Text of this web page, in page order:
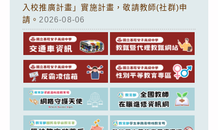
入校推廣計畫」實施計畫，敬請教師(社群)申
請。 2026-08-06